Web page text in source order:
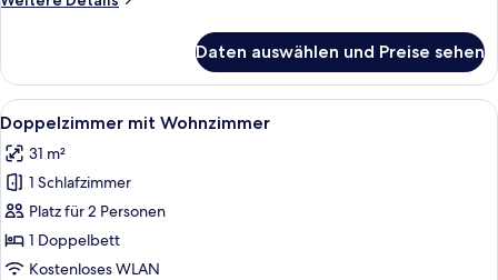
Vierbettzimmer
Daten auswählen und Preise sehen
Alle
Fotos
für
Doppelzimmer
mit
Wohnzimmer
anzeigen
Ein Hotelzimmer mit Bett,
6
Doppelzimmer mit Wohnzimmer
31 m²
1 Schlafzimmer
Platz für 2 Personen
1 Doppelbett
Kostenloses WLAN